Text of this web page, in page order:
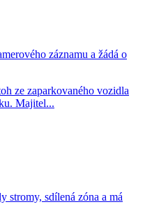
záznamu a žádá o
ze zaparkovaného vozidla
Majitel...
stromy, sdílená zóna a má